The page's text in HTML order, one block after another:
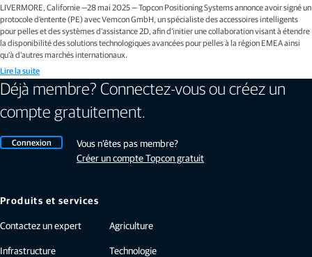
LIVERMORE, Californie —28 mai 2025 — Topcon Positioning Systems annonce avoir signé un
protocole d'entente (PE) avec Vemcon GmbH, un spécialiste des accessoires intelligents
pour pelles et des systèmes d'assistance 2D, afin d'initier une collaboration visant à étendre
la disponibilité des solutions technologiques avancées pour pelles à la région EMEA ainsi
qu'à d'autres marchés internationaux.
Lire la suite
Déjà membre? Connectez-vous ou créez un
compte gratuitement.
Connexion
Vous n’êtes pas membre?
Créer un compte Topcon gratuit
Produits et services
Contactez un expert
Infrastructure
Agriculture
Technologie